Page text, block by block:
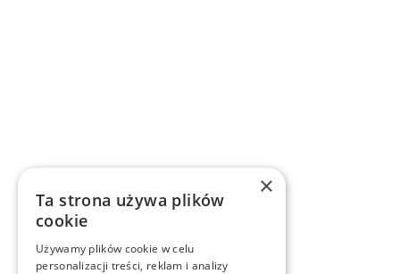
×
Ta strona używa plików
cookie
Używamy plików cookie w celu
personalizacji treści, reklam i analizy